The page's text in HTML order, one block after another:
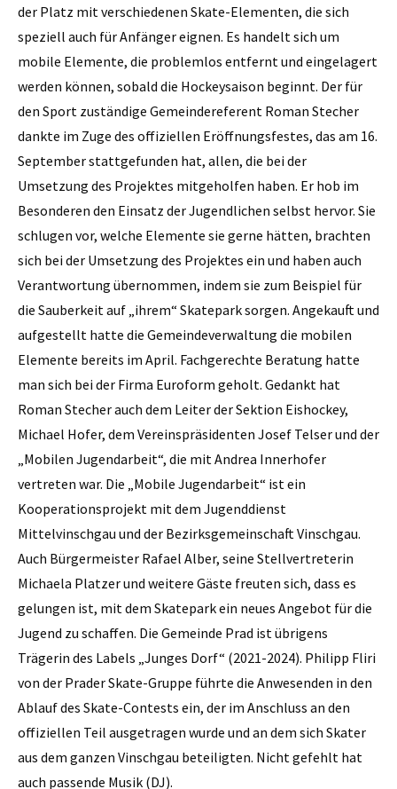
der Platz mit verschiedenen Skate-Elementen, die sich
speziell auch für Anfänger eignen. Es handelt sich um
mobile Elemente, die problemlos entfernt und eingelagert
werden können, sobald die Hockeysaison beginnt. Der für
den Sport zuständige Gemeindereferent Roman Stecher
dankte im Zuge des offiziellen Eröffnungsfestes, das am 16.
September stattgefunden hat, allen, die bei der
Umsetzung des Projektes mitgeholfen haben. Er hob im
Besonderen den Einsatz der Jugendlichen selbst hervor. Sie
schlugen vor, welche Elemente sie gerne hätten, brachten
sich bei der Umsetzung des Projektes ein und haben auch
Verantwortung übernommen, indem sie zum Beispiel für
die Sauberkeit auf „ihrem“ Skatepark sorgen. Angekauft und
aufgestellt hatte die Gemeindeverwaltung die mobilen
Elemente bereits im April. Fachgerechte Beratung hatte
man sich bei der Firma Euroform geholt. Gedankt hat
Roman Stecher auch dem Leiter der Sektion Eishockey,
Michael Hofer, dem Vereinspräsidenten Josef Telser und der
„Mobilen Jugendarbeit“, die mit Andrea Innerhofer
vertreten war. Die „Mobile Jugendarbeit“ ist ein
Kooperationsprojekt mit dem Jugenddienst
Mittelvinschgau und der Bezirksgemeinschaft Vinschgau.
Auch Bürgermeister Rafael Alber, seine Stellvertreterin
Michaela Platzer und weitere Gäste freuten sich, dass es
gelungen ist, mit dem Skatepark ein neues Angebot für die
Jugend zu schaffen. Die Gemeinde Prad ist übrigens
Trägerin des Labels „Junges Dorf“ (2021-2024). Philipp Fliri
von der Prader Skate-Gruppe führte die Anwesenden in den
Ablauf des Skate-Contests ein, der im Anschluss an den
offiziellen Teil ausgetragen wurde und an dem sich Skater
aus dem ganzen Vinschgau beteiligten. Nicht gefehlt hat
auch passende Musik (DJ).